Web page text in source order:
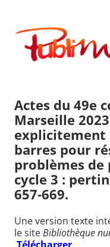
contenu
Publimath
Actes du 49e
Marseille
explicitement
barres pour
problèmes de
cycle 3 :
657-669.
Une version texte
le siteBibliothèque